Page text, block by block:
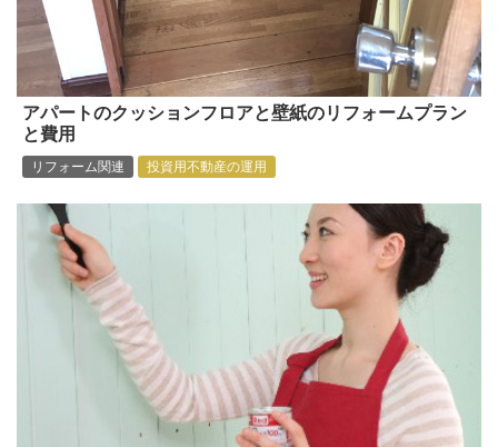
アパートのクッションフロアと壁紙のリフォームプラン
と費用
リフォーム関連 投資用不動産の運用